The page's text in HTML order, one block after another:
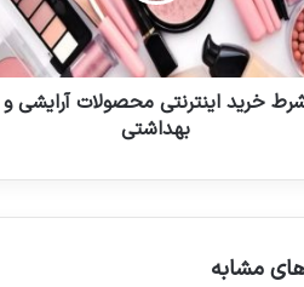
خرید اینترنتی محصولات آرایشی و
بهداشتی
مشابه